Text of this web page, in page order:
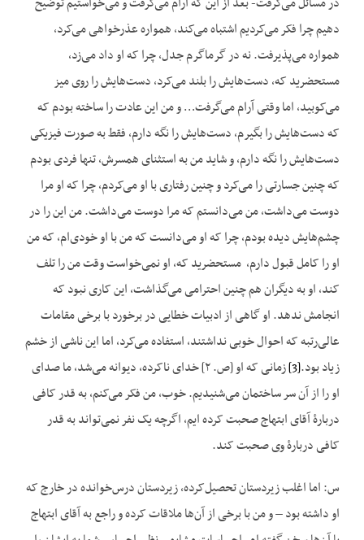
دهیم چرا فکر می‌کردیم اشتباه می‌کند، همواره عذرخواهی می‌کرد،
همواره می‌پذیرفت. نه در گرماگرم جدل، چرا که او داد می‌زد،
مستحضرید که، دست‌هایش را بلند می‌کرد، دست‌هایش را روی میز
می‌کوبید، اما وقتی آرام می‌گرفت… و من این عادت را ساخته بودم که
که دست‌هایش را بگیرم، دست‌هایش را نگه دارم، فقط به صورت فیزیکی
دست‌هایش را نگه دارم، و شاید من به استثنای همسرش، تنها فردی بودم
که چنین جسارتی را می‌کرد و چنین رفتاری با او می‌کردم، چرا که او مرا
دوست می‌داشت، من می‌دانستم که مرا دوست می‌داشت. من این را در
چشم‌هایش دیده بودم، چرا که او می‌دانست که من با او خودی‌ام، که من
او را کامل قبول دارم، مستحضرید که، او نمی‌خواست وقت من را تلف
کند، او به دیگران هم چنین احترامی می‌گذاشت، این کاری نبود که
انجامش ندهد. او گاهی از ادبیات خطایی در برخورد با برخی مقامات
عالی‌رتبه که احوال خوبی نداشتند، استفاده می‌کرد، اما این ناشی از خشم
زیاد بود.[3]
زمانی که او [ص. ۲] خدای ناکرده، دیوانه می‌شد، ما صدای
او را از آن سر ساختمان می‌شنیدیم. خوب، من فکر می‌کنم، به قدر کافی
دربارهٔ آقای ابتهاج صحبت کرده ایم، اگرچه یک نفر نمی‌تواند به قدر
کافی دربارهٔ وی صحبت کند.
س: اما اغلب زیردستان تحصیل‌کرده، زیردستان درس‌خوانده در خارج که
او داشته بود – و من با برخی از آن‌ها ملاقات کرده و راجع به آقای ابتهاج